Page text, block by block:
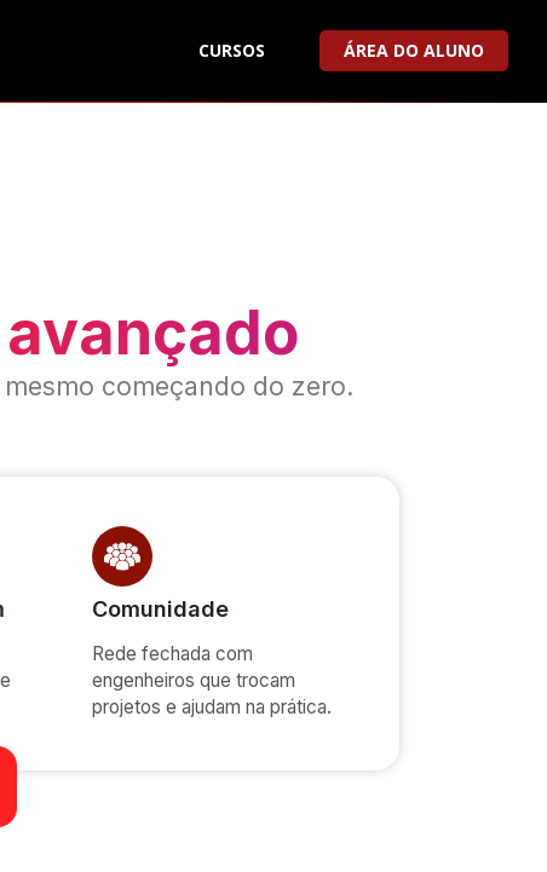
CURSOS ÁREA DO ALUNO
começando do zero.
Comunidade
Rede fechada com
engenheiros que trocam
projetos e ajudam na prática.